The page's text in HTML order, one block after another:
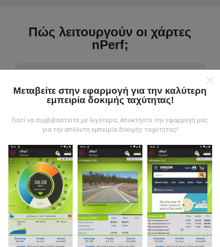
Πώς λειτουργούν οι χάρτες
nPerf;
Τα δεδομένα συλλέγονται από δοκιμές που
πραγματοποιούνται από χρήστες της εφαρμογής
nPerf. Αυτές είναι οι δοκιμές που διεξάγονται σε
πραγματικές συνθήκες, απευθείας στο πεδίο. Αν
θέλετε να συμμετάσχετε επίσης, το μόνο που έχετε
να κάνετε είναι να κατεβάσετε την εφαρμογή nPerf
στο smartphone σας.Όσο περισσότερα δεδομένα
υπάρχουν, τόσο πιο ολοκληρωμένοι θα είναι οι
χάρτες!
Μεταβείτε στην εφαρμογή για την καλύτερη
εμπειρία δοκιμής ταχύτητας!
Γιατί να συμβιβαστείτε με λιγότερα; Αποκτήστε την εφαρμογή μας
για την απόλυτη εμπειρία δοκιμής ταχύτητας!